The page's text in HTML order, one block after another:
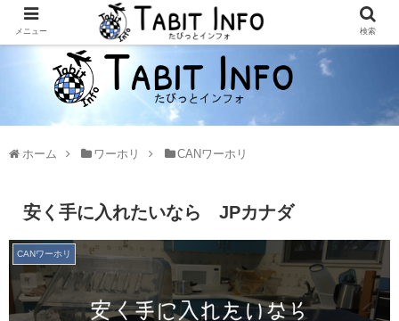
ホーム ワーホリ CANワーホリ
安く手に入れたいなら JPカナダ
CANワーホリ
メニュー 検索